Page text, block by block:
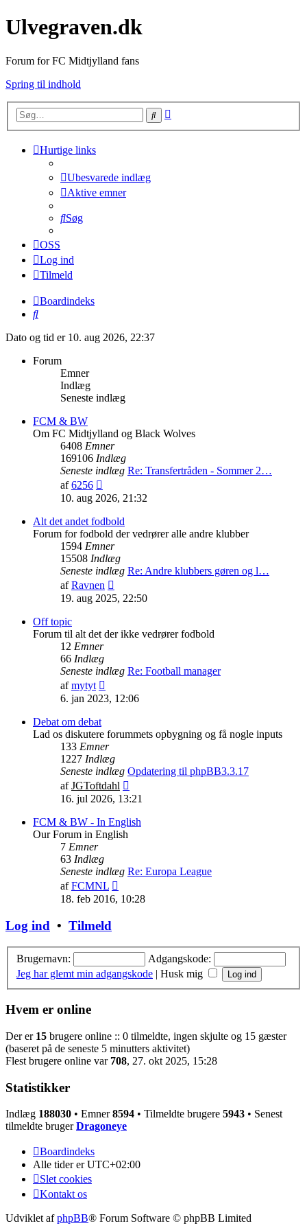
Ulvegraven.dk
Forum for FC Midtjylland fans
Spring til indhold
Søg
Hurtige links
Ubesvarede indlæg
Aktive emner
Søg
OSS
Log ind
Tilmeld
Boardindeks
Søg
Dato og tid er 10. aug 2026, 22:37
Forum
Emner
Indlæg
Seneste indlæg
FCM & BW
Om FC Midtjylland og Black Wolves
6408 Emner
169106 Indlæg
Seneste indlæg Re: Transfertråden - Sommer 2…
af6256
det
indlæg
10. aug 2026, 21:32
Alt det andet fodbold
Forum for fodbold der vedrører alle andre klubber
1594 Emner
15508 Indlæg
Seneste indlæg Re: Andre klubbers gøren og l…
afRavnen
det
19. aug 2025, 22:50
Off topic
Forum til alt det der ikke vedrører fodbold
12 Emner
66 Indlæg
Seneste indlæg Re: Football manager
afmytyt
det
6. jan 2023, 12:06
Debat om debat
Lad os diskutere forummets opbygning og få nogle inputs
133 Emner
1227 Indlæg
Seneste indlæg Opdatering til phpBB3.3.17
afJGToftdahl
det
indlæg
16. jul 2026, 13:21
FCM & BW - In English
Our Forum in English
7 Emner
63 Indlæg
Seneste indlæg Re: Europa League
afFCMNL
det
18. feb 2016, 10:28
Log ind • Tilmeld
Brugernavn:
Adgangskode:
Jeg har glemt min adgangskode | Husk mig
Hvem er online
Der er 15 brugere online :: 0 tilmeldte, ingen skjulte og 15 gæster
(baseret på de seneste 5 minutters aktivitet)
Flest brugere online var 708, 27. okt 2025, 15:28
Statistikker
Indlæg 188030 • Emner8594 • Tilmeldte brugere 5943 • Senest
tilmeldte brugerDragoneye
Boardindeks
Alle tider erUTC+02:00
Slet cookies
Kontakt os
Udviklet afphpBB® Forum Software © phpBB Limited